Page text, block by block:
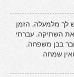
לך מלמעלה. הזמן
השתיקה. עברתי
בבן משפחה.
שמחה